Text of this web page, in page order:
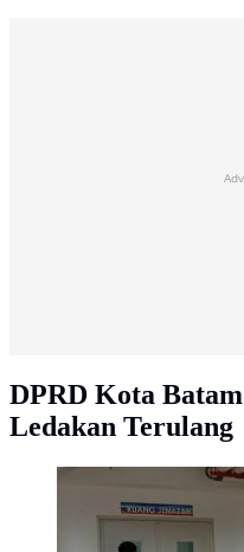
DPRD Kota
Ledakan Terulang